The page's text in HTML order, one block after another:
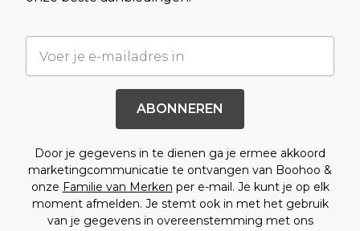
ABONNEREN
Door je gegevens in te dienen ga je ermee akkoord
marketingcommunicatie te ontvangen van Boohoo &
onze Familie van Merken per e-mail. Je kunt je op elk
moment afmelden. Je stemt ook in met het gebruik
van je gegevens in overeenstemming met ons